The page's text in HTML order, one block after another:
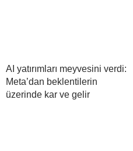
AI yatırımları meyvesini verdi:
Meta’dan beklentilerin
üzerinde kar ve gelir